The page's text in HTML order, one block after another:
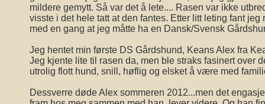
mildere gemytt. Så var det å lete.... Rasen var ikke
visste i det hele tatt at den fantes. Etter litt leting fant
med en gang at jeg måtte ha en Dansk/Svensk
Jeg hentet min første DS Gårdshund, Keans Alex fra
Jeg kjente lite til rasen da, men ble straks fasinert over
utrolig flott hund, snill, høflig og elsket å være med
Dessverre døde Alex sommeren 2012...men det